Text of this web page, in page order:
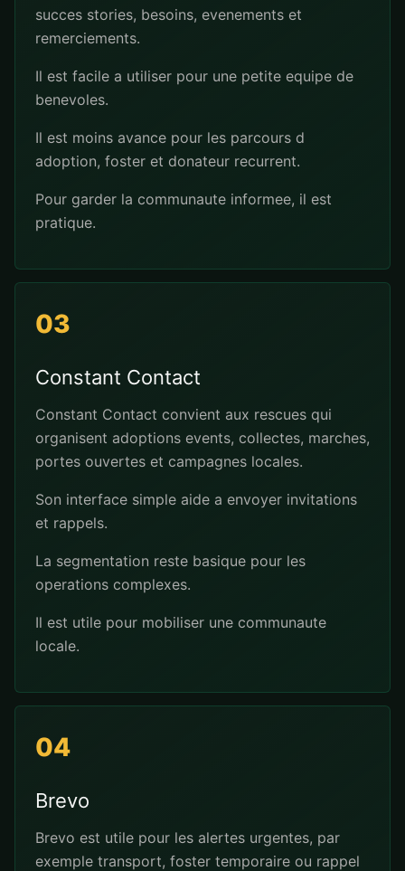
succes stories, besoins, evenements et
remerciements.
Il est facile a utiliser pour une petite equipe de
benevoles.
Il est moins avance pour les parcours d
adoption, foster et donateur recurrent.
Pour garder la communaute informee, il est
pratique.
03
Constant Contact
Constant Contact convient aux rescues qui
organisent adoptions events, collectes, marches,
portes ouvertes et campagnes locales.
Son interface simple aide a envoyer invitations
et rappels.
La segmentation reste basique pour les
operations complexes.
Il est utile pour mobiliser une communaute
locale.
04
Brevo
Brevo est utile pour les alertes urgentes, par
exemple transport, foster temporaire ou rappel